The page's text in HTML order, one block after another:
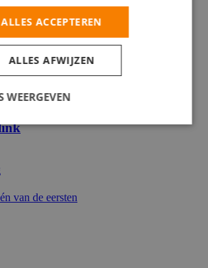
van de eersten
van de eersten
ALLES ACCEPTEREN
ALLES AFWIJZEN
WEERGEVEN